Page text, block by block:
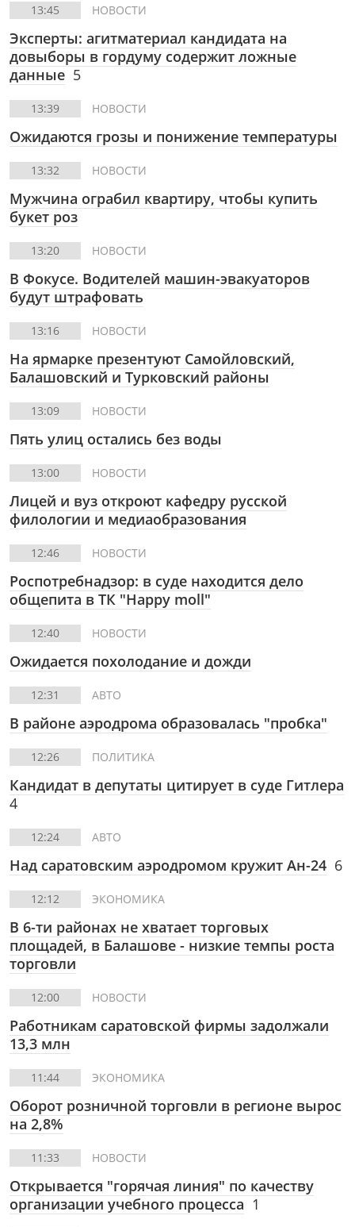
13:45 НОВОСТИ
Эксперты: агитматериал кандидата на
довыборы в гордуму содержит ложные
данные 5
13:39 НОВОСТИ
Ожидаются грозы и понижение температуры
13:32 НОВОСТИ
Мужчина ограбил квартиру, чтобы купить
букет роз
13:20 НОВОСТИ
В Фокусе. Водителей машин-эвакуаторов
будут штрафовать
13:16 НОВОСТИ
На ярмарке презентуют Самойловский,
Балашовский и Турковский районы
13:09 НОВОСТИ
Пять улиц остались без воды
13:00 НОВОСТИ
Лицей и вуз откроют кафедру русской
филологии и медиаобразования
12:46 НОВОСТИ
Роспотребнадзор: в суде находится дело
общепита в ТК "Happy moll"
12:40 НОВОСТИ
Ожидается похолодание и дожди
12:31 АВТО
В районе аэродрома образовалась "пробка"
12:26 ПОЛИТИКА
Кандидат в депутаты цитирует в суде Гитлера
4
12:24 АВТО
Над саратовским аэродромом кружит Ан-24 6
12:12 ЭКОНОМИКА
В 6-ти районах не хватает торговых
площадей, в Балашове - низкие темпы роста
торговли
12:00 НОВОСТИ
Работникам саратовской фирмы задолжали
13,3 млн
11:44 ЭКОНОМИКА
Оборот розничной торговли в регионе вырос
на 2,8%
11:33 НОВОСТИ
Открывается "горячая линия" по качеству
организации учебного процесса 1